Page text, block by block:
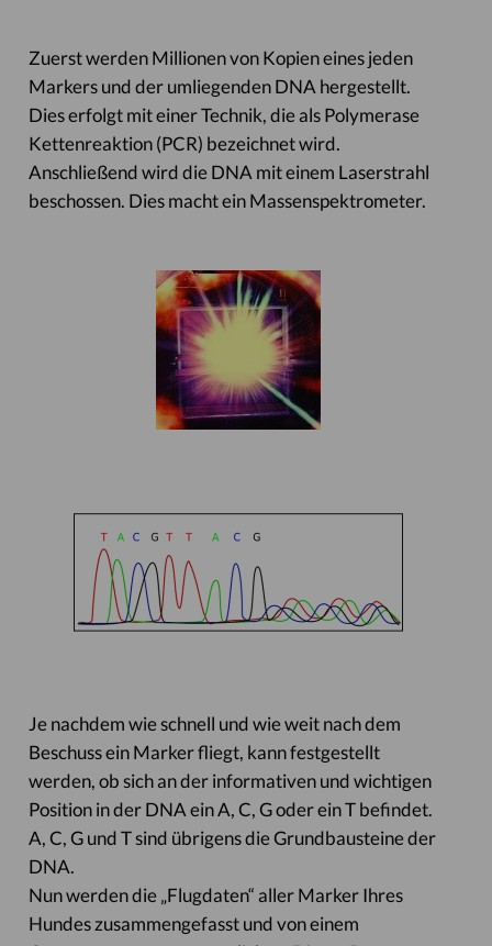
Zuerst werden Millionen von Kopien eines jeden
Markers und der umliegenden DNA hergestellt.
Dies erfolgt mit einer Technik, die als Polymerase
Kettenreaktion (PCR) bezeichnet wird.
Anschließend wird die DNA mit einem Laserstrahl
beschossen. Dies macht ein Massenspektrometer.
Je nachdem wie schnell und wie weit nach dem
Beschuss ein Marker fliegt, kann festgestellt
werden, ob sich an der informativen und wichtigen
Position in der DNA ein A, C, G oder ein T befindet.
A, C, G und T sind übrigens die Grundbausteine der
DNA.
Nun werden die „Flugdaten“ aller Marker Ihres
Hundes zusammengefasst und von einem